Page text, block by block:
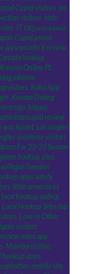
Cupid visitors, ios
visitors, irish-
, IT Образование,
Cupid preise,
, jeevansathi it review,
hookup,
Kasyno Online PL,
johnnie,
visitors, Koko App
, Korean Dating
, krippa,
review,
was kostet, Lds singles
inceleme visitors,
For 22-23 Season
hookup sites,
Sweden,
apps safety,
, little armenia es
local hookup dating
Local Hookup Sites top
, Love In Other
visitors,
want app,
, Mamba visitors,
hookup apps
mobile site,